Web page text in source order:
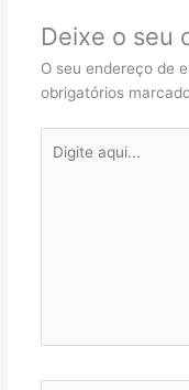
Deixe o seu
O seu endereço de
obrigatórios
aqui...